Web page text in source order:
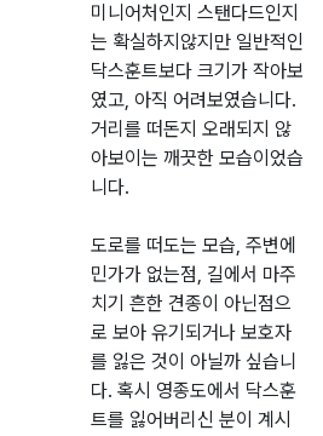
미니어처인지 스탠다드인지
는 확실하지않지만 일반적인
닥스훈트보다 크기가 작아보
였고, 아직 어려보였습니다.
거리를 떠돈지 오래되지 않
아보이는 깨끗한 모습이었습
니다.
도로를 떠도는 모습, 주변에
민가가 없는점, 길에서 마주
치기 흔한 견종이 아닌점으
로 보아 유기되거나 보호자
를 잃은 것이 아닐까 싶습니
다. 혹시 영종도에서 닥스훈
트를 잃어버리신 분이 계시